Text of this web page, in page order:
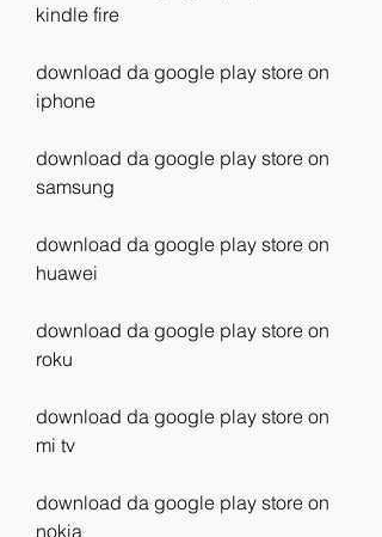
kindle fire
download da google play store on
iphone
download da google play store on
samsung
download da google play store on
huawei
download da google play store on
roku
download da google play store on
mi tv
download da google play store on
nokia